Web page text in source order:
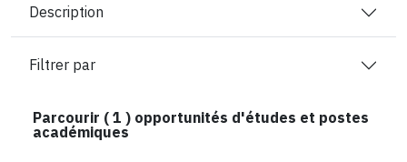
Description
Filtrer par
Parcourir (1 ) opportunités d'études et postes
académiques